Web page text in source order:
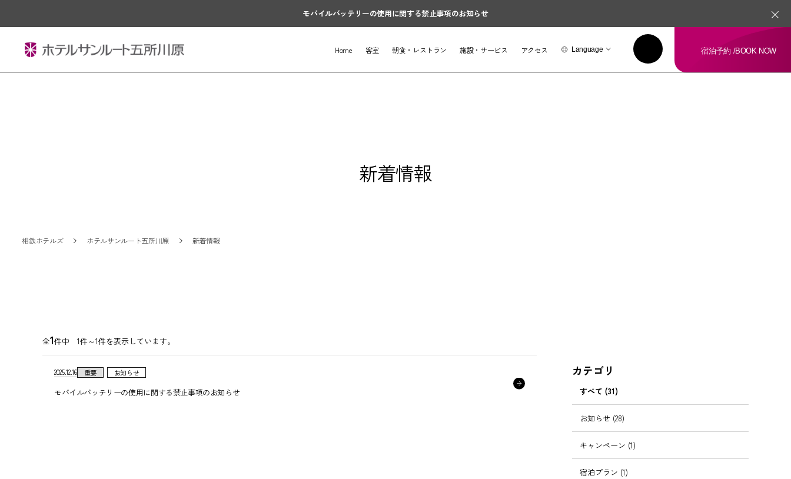
モバイルバッテリーの使用に関する禁止事項のお知らせ
Home 客室 朝食・レストラン 施設・サービス アクセス Language 宿泊予約 /BOOK NOW
新着情報
相鉄ホテルズ ホテルサンルート五所川原 新着情報
全1件中 1件～1件を表示しています。
2025.12.16 重要 お知らせ
モバイルバッテリーの使用に関する禁止事項のお知らせ
カテゴリ
すべて (31)
お知らせ (28)
キャンペーン (1)
宿泊プラン (1)